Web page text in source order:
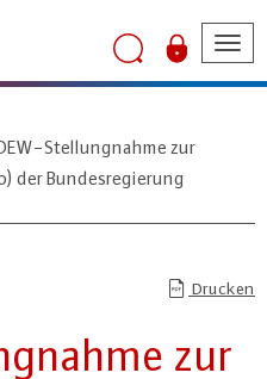
Stellungnahme zur
der Bundesregierung
Drucken
zur